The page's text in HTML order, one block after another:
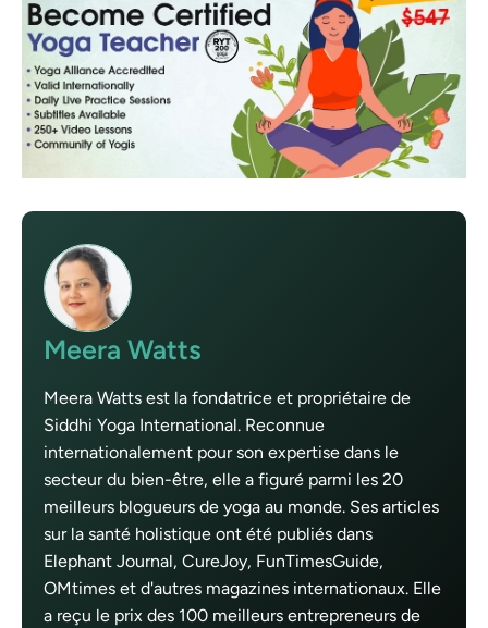
Meera Watts
Meera Watts est la fondatrice et propriétaire de
Siddhi Yoga International. Reconnue
internationalement pour son expertise dans le
secteur du bien-être, elle a figuré parmi les 20
meilleurs blogueurs de yoga au monde. Ses articles
sur la santé holistique ont été publiés dans
Elephant Journal, CureJoy, FunTimesGuide,
OMtimes et d'autres magazines internationaux. Elle
a reçu le prix des 100 meilleurs entrepreneurs de